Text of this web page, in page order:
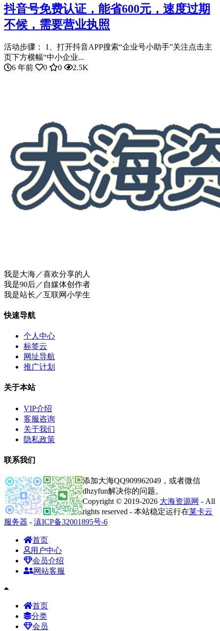
抖音号免费认证，能省600元，速度过期
不候，需要营业执照
活动步骤： 1、打开抖音APP搜索“企业号小助手”关注点击主
页下方横幅“中小企业...
6 年前
0 0 2.5K
我是大海／喜欢分享的人
我是90后／自媒体创作者
我是站长／互联网小学生
快速导航
个人中心
标签云
网址导航
推广计划
关于本站
VIP介绍
客服咨询
关于我们
隐私政策
联系我们
添加大海QQ909962049，或者微信
dhzyfun解决你的问题。
Copyright © 2019-2026 大海资源网 - All
rights reserved - 本站稳定运行在莱卡云
服务器 - 滇ICP备32001895号-6
首页
用户中心
会员介绍
网站客服
首页
分类
会员